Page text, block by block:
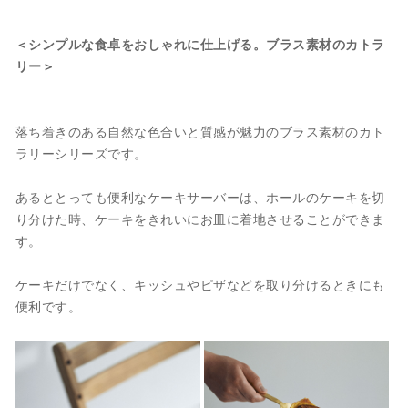
＜シンプルな食卓をおしゃれに仕上げる。ブラス素材のカトラ
リー＞
落ち着きのある自然な色合いと質感が魅力のブラス素材のカト
ラリーシリーズです。
あるととっても便利なケーキサーバーは、ホールのケーキを切
り分けた時、ケーキをきれいにお皿に着地させることができま
す。
ケーキだけでなく、キッシュやピザなどを取り分けるときにも
便利です。